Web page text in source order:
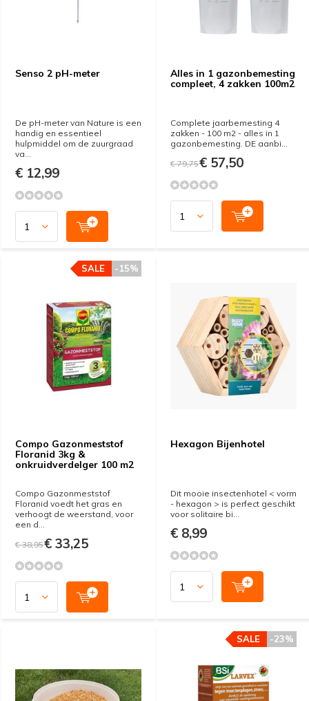
Senso 2 pH-meter
De pH-meter van Nature is een
handig en essentieel
hulpmiddel om de zuurgraad
va...
€ 12,99
Alles in 1 gazonbemesting
compleet, 4 zakken 100m2
Complete jaarbemesting 4
zakken - 100 m2 - alles in 1
gazonbemesting. DE aanbi...
€ 79,75€ 57,50
Compo Gazonmeststof
Floranid 3kg &
onkruidverdelger 100 m2
-15%
SALE
Compo Gazonmeststof
Floranid voedt het gras en
verhoogt de weerstand, voor
een d...
€ 38,95€ 33,25
Hexagon Bijenhotel
Dit mooie insectenhotel < vorm
- hexagon > is perfect geschikt
voor solitaire bi...
€ 8,99
-23%
SALE